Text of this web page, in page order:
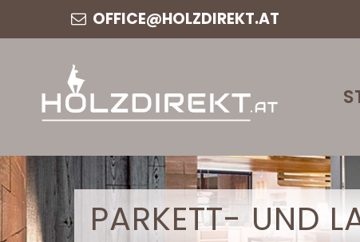
OFFICE@HOLZDIREKT.AT
PARKETT- UND